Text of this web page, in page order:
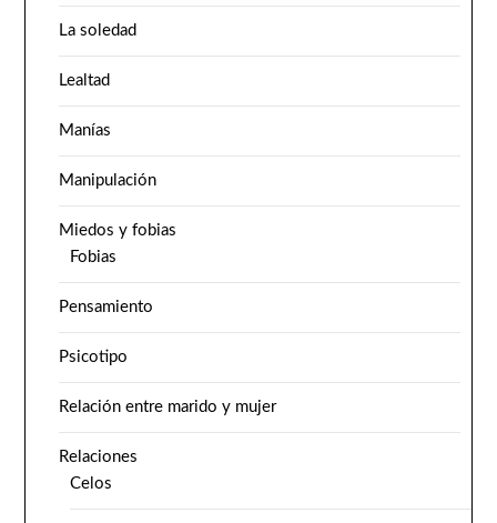
La soledad
Lealtad
Manías
Manipulación
Miedos y fobias
Fobias
Pensamiento
Psicotipo
Relación entre marido y mujer
Relaciones
Celos